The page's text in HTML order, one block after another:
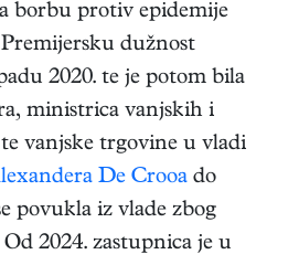
borbu protiv epidemije
dužnost
2020. te je potom bila
ministrica vanjskih i
vanjske trgovine u vladi
De Crooa do
povukla iz vlade zbog
2024. zastupnica je u